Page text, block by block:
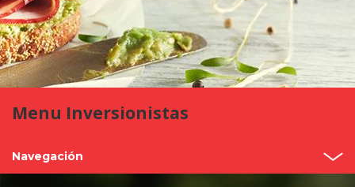
Menu Inversionistas
Navegación